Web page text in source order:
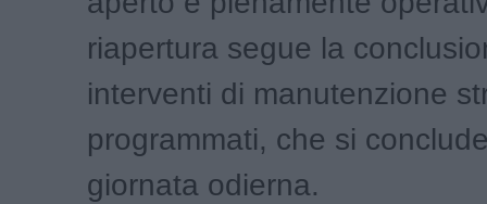
riapertura segue la
interventi di manutenzione
programmati, che si
giornata odierna.